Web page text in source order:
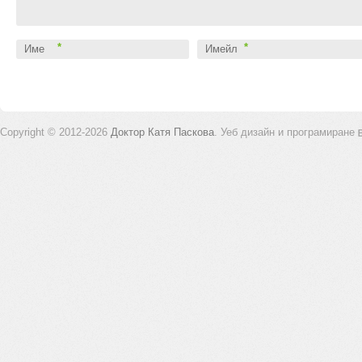
Име * Имейл *
Copyright © 2012-2026 Доктор Катя Паскова Уеб дизайн и програмиране